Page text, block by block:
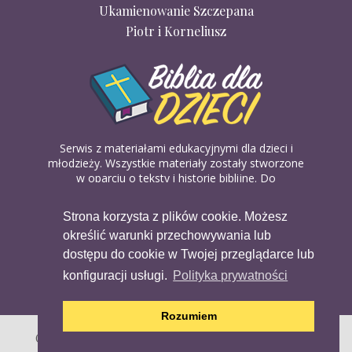
Strona korzysta z plików cookie. Możesz
określić warunki przechowywania lub
dostępu do cookie w Twojej przeglądarce lub
konfiguracji usługi. Polityka prywatności
Rozumiem
Ukamienowanie Szczepana
Piotr i Korneliusz
Serwis z materiałami edukacyjnymi dla dzieci i
młodzieży. Wszystkie materiały zostały stworzone
w oparciu o teksty i historie biblijne. Do
biblijnych. Można je pobierać, drukować i
udostępniać bez żadnych opłat. Materiałów
dostępnych na serwisie nie można wykorzystywać
w celach komercyjnych.
Copyright (c) 2020 Copyright Holder All Rights Reserved.